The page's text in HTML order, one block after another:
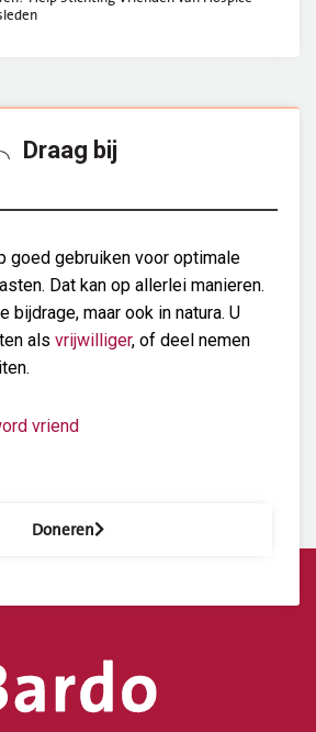
Draag bij
goed gebruiken voor optimale
Dat kan op allerlei manieren.
bijdrage, maar ook in natura. U
als vrijwilliger, of deel nemen
vriend
Doneren